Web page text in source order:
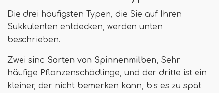
Die drei häufigsten Typen, die Sie auf Ihren
Sukkulenten entdecken, werden unten
beschrieben.
Zwei sind Sorten von Spinnenmilben, Sehr
häufige Pflanzenschädlinge, und der dritte ist ein
kleiner, der nicht bemerken kann, bis es zu spät